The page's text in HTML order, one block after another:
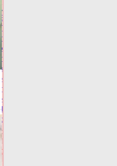
Владимир
Путин
поздравил
юных
победительниц
конкурса
«Большая
перемена»
из
Тверской
области
05.08.2026,
12:25
ФОТО
ОБЩЕСТВО